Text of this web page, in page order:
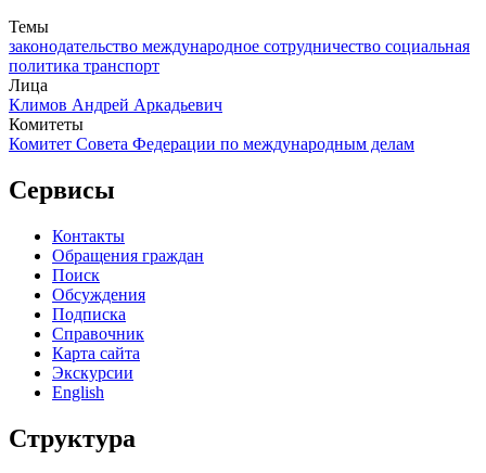
Темы
законодательство международное сотрудничество социальная
политика транспорт
Лица
Климов Андрей Аркадьевич
Комитеты
Комитет Совета Федерации по международным делам
Сервисы
Контакты
Обращения граждан
Поиск
Обсуждения
Подписка
Справочник
Карта сайта
Экскурсии
English
Структура